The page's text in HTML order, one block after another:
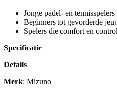
Jonge padel- en tennisspelers
Beginners tot gevorderde
Spelers die comfort en
Specificatie
Details
Merk: Mizuno